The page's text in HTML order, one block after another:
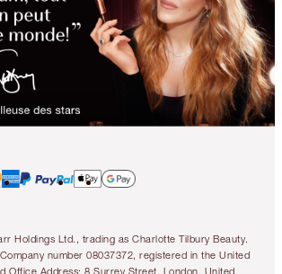
Holdings Ltd., trading as Charlotte Tilbury Beauty.
number 08037372, registered in the United
Office Address: 8 Surrey Street, London, United